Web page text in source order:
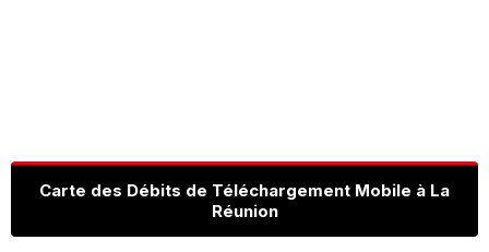
Carte des Débits de Téléchargement Mobile à La
Réunion